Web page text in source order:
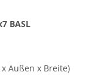
BASL
Außen x Breite)